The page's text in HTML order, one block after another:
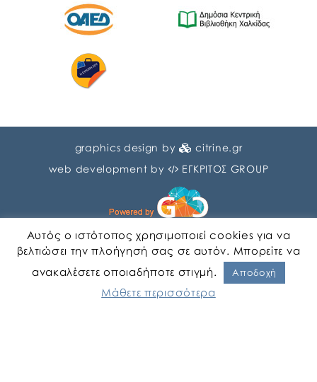
graphics design by
citrine.gr
web development by
ΕΓΚΡΙΤΟΣ GROUP
Αυτός ο ιστότοπος χρησιμοποιεί cookies για να
βελτιώσει την πλοήγησή σας σε αυτόν. Μπορείτε να
ανακαλέσετε οποιαδήποτε στιγμή.
Αποδοχή
Μάθετε περισσότερα
Αγγλικα Ελληνικα